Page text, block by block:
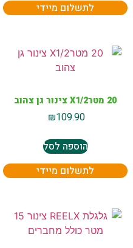
לתשלום מיידי
20 מטרX1/2 צינור גן צהוב
₪109.90
הוספה לסל
לתשלום מיידי